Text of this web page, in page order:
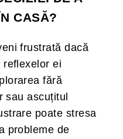
CASĂ?
frustrată dacă
reflexelor ei
fără
sau ascuțitul
poate stresa
probleme de